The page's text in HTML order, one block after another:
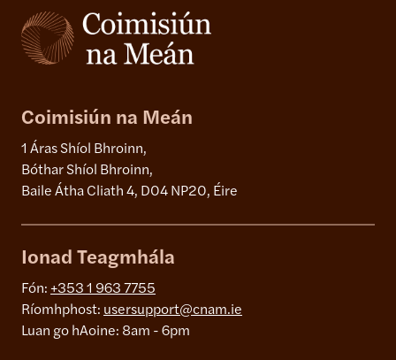
Coimisiún na Meán
1 Áras Shíol Bhroinn,
Bóthar Shíol Bhroinn,
Baile Átha Cliath 4, D04 NP20, Éire
Ionad Teagmhála
Fón: +353 1 963 7755
Ríomhphost: usersupport@cnam.ie
Luan go hAoine: 8am - 6pm